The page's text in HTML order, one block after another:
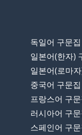
독일어 구문집
일본어(한자)
일본어(로마
중국어 구문집
프랑스어 구
러시아어 구
스페인어 구